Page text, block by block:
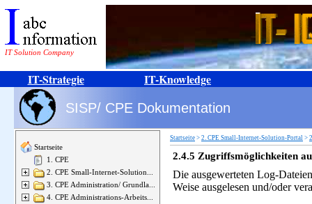
IT Solution Company
IT-Strategie IT-Knowledge
SISP/ CPE Dokumentation
Startseite
1. CPE
2. CPE Small-Internet-Solution...
3. CPE Administration/ Grundla...
4. CPE Administrations-Arbeits...
Startseite > 2. CPE Small-Internet-Solution-Portal >
2.4.5 Zugriffsmöglichkeiten
Die ausgewerteten Log-
Weise ausgelesen und/oder